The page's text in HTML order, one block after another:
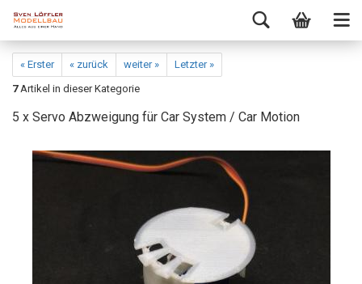
« Erster « zurück weiter »
Letzter »
7Artikel in dieser Kategorie
5 x Servo Abzweigung für Car System / Car Motion